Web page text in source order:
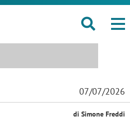
07/07/2026
di Simone Freddi